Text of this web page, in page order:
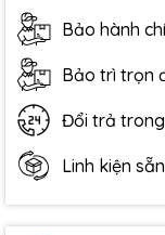
Bảo hành
Bảo trì trọn
Đổi trả
Linh kiện